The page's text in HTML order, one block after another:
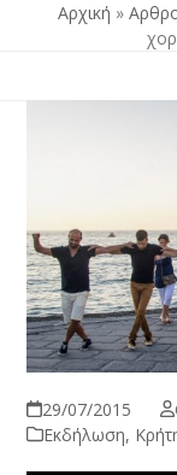
Αρχική »
29/07/2015
Εκδήλωση,